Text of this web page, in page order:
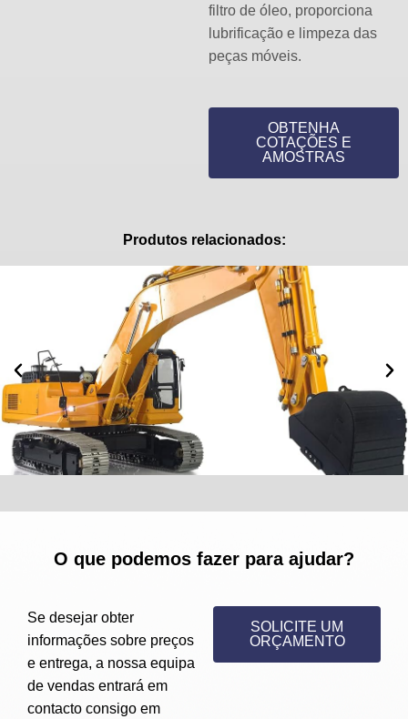
filtro de óleo, proporciona
lubrificação e limpeza das
peças móveis.
OBTENHA
COTAÇÕES E
AMOSTRAS
Produtos relacionados:
O que podemos fazer para ajudar?
Se desejar obter
informações sobre preços
e entrega, a nossa equipa
de vendas entrará em
contacto consigo em
SOLICITE UM
ORÇAMENTO